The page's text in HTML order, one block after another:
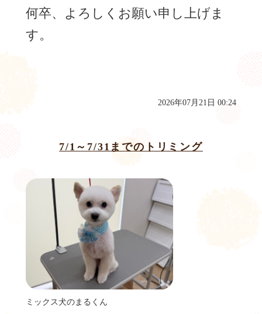
何卒、よろしくお願い申し上げま
す。
2026年07月21日 00:24
7/1～7/31までのトリミング
ミックス犬のまるくん